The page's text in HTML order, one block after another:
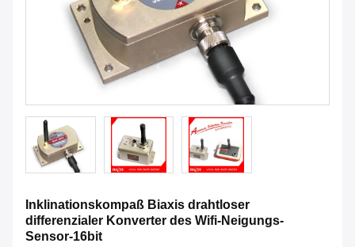
Inklinationskompaß Biaxis drahtloser
differenzialer Konverter des Wifi-Neigungs-
Sensor-16bit